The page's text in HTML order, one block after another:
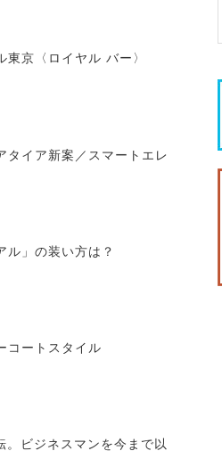
京〈ロイヤル バー〉
タイア新案／スマートエレ
ル」の装い方は？
コートスタイル
。ビジネスマンを今まで以